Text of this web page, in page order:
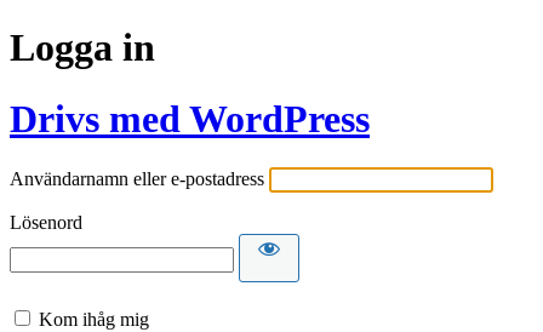
Logga in
Drivs med WordPress
Användarnamn eller e-postadress
Lösenord
Kom ihåg mig